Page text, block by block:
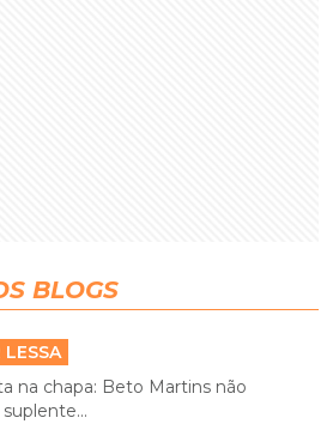
BLOGS
LESSA
na chapa: Beto Martins não